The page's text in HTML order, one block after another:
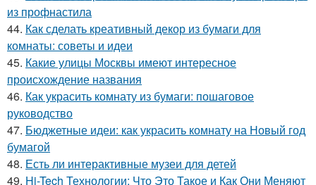
из профнастила
44. Как сделать креативный декор из бумаги для
комнаты: советы и идеи
45. Какие улицы Москвы имеют интересное
происхождение названия
46. Как украсить комнату из бумаги: пошаговое
руководство
47. Бюджетные идеи: как украсить комнату на Новый год
бумагой
48. Есть ли интерактивные музеи для детей
49. Hi-Tech Технологии: Что Это Такое и Как Они Меняют